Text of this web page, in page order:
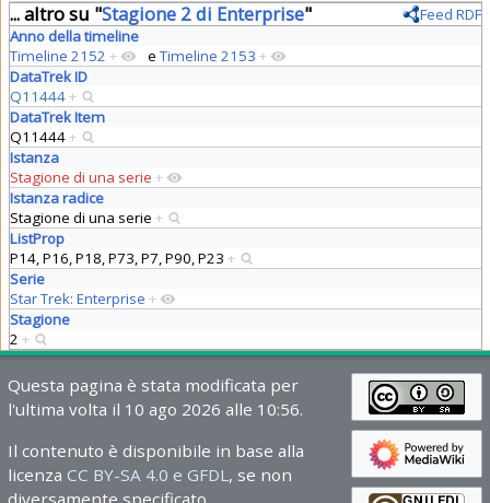
... altro su "Stagione 2 di Enterprise"
Feed RDF
Anno della timeline
Timeline 2152 + eTimeline 2153 +
DataTrek ID
Q11444+
DataTrek Item
Q11444+
Istanza
Stagione di una serie +
Istanza radice
Stagione di una serie +
ListProp
P14, P16, P18, P73, P7, P90, P23 +
Serie
Star Trek: Enterprise +
Stagione
2 +
Questa pagina è stata modificata per
l'ultima volta il 10 ago 2026 alle 10:56.
Il contenuto è disponibile in base alla
licenza CC BY-SA 4.0 e GFDL , se non
diversamente specificato.